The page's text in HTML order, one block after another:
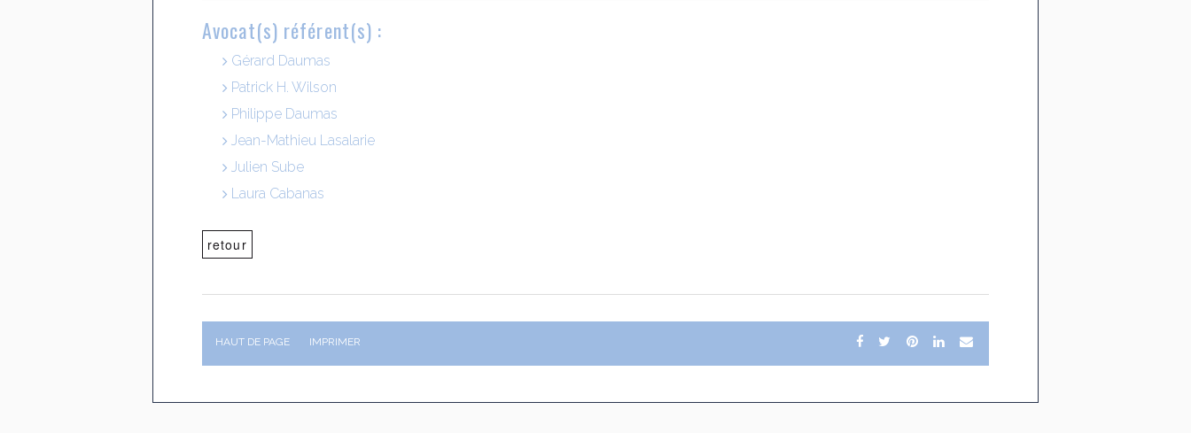
Avocat(s) référent(s) :
Gérard Daumas
Patrick H. Wilson
Philippe Daumas
Jean-Mathieu Lasalarie
Julien Sube
Laura Cabanas
retour
HAUT DE PAGE IMPRIMER